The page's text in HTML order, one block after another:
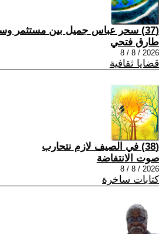
(37) سحر عباس جميل بين مستثمر وسياسي اطاري
طارق فتحي
2026 / 8 / 8
قضايا ثقافية
(38) في الصيف لازم نتحارب
صوت الانتفاضة
2026 / 8 / 8
كتابات ساخرة